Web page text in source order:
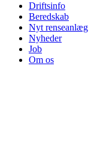
Driftsinfo
Beredskab
Nyt renseanlæg
Nyheder
Job
Om os